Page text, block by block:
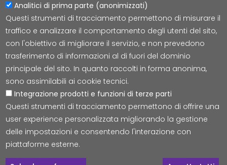
Analitici di prima parte (anonimizzati)
Questi strumenti di tracciamento permettono di misurare il
traffico e analizzare il comportamento degli utenti del sito,
con l'obiettivo di migliorare il servizio, e non prevedono
trasferimento di informazioni al di fuori del dominio
principale del sito. In quanto raccolti in forma anonima,
sono assimilabili ai cookie tecnici.
Integrazione prodotti e funzioni di terze parti
Questi strumenti di tracciamento permettono di offrire una
user experience personalizzata migliorando la gestione
delle impostazioni e consentendo l'interazione con
piattaforme esterne.
PEC:
segreteria@pec.lepida.it
Capitale Sociale i.v. ad oggi € 69.881.000,00
P.IVA/CF 02770891204
Accessibilità Cookie Privacy Social Media Mappa
© Tutti i diritti riservati Lepida S.c.p.A.